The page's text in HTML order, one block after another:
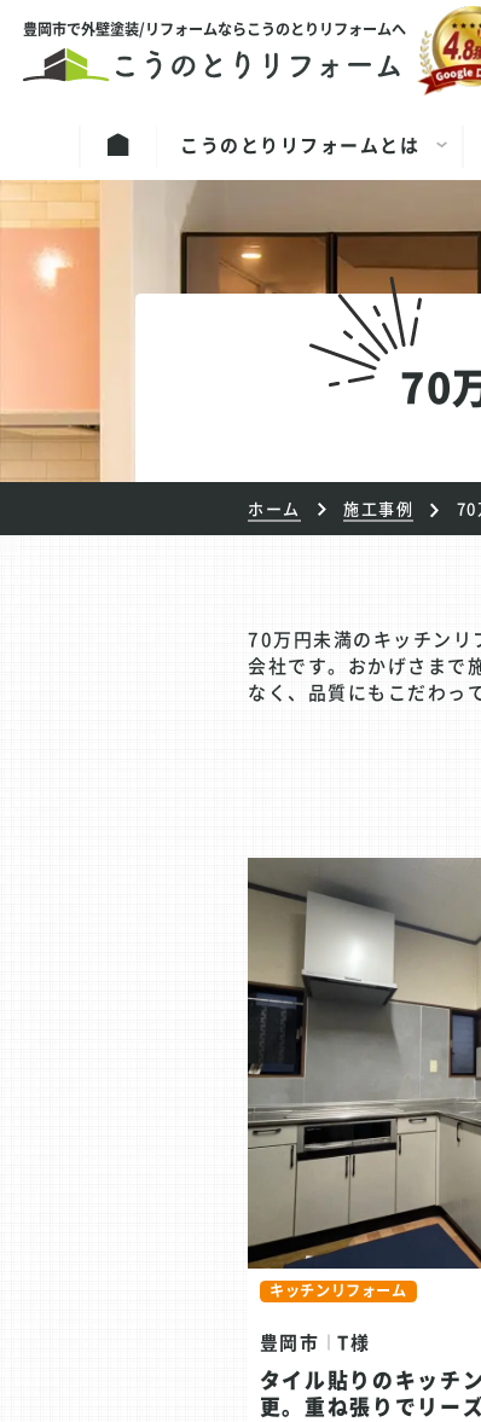
豊岡市で外壁塗装/リフォームならこうのとりリフォームへ
こうのとりリフォームとは
70
ホーム 施工事例 70
70万円未満のキッチンリ
会社です。おかげさまで
なく、品質にもこだわっ
キッチンリフォーム
豊岡市 T様
タイル貼りのキッチ
更。重ね張りでリー